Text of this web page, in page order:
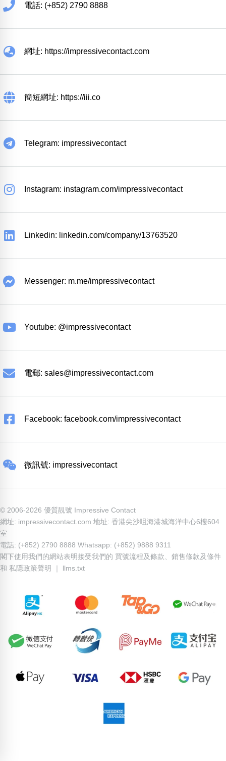
電話: (+852) 2790 8888
網址: https://impressivecontact.com
簡短網址: https://iii.co
Telegram: impressivecontact
Instagram: instagram.com/impressivecontact
Linkedin: linkedin.com/company/13763520
Messenger: m.me/impressivecontact
Youtube: @impressivecontact
電郵: sales@impressivecontact.com
Facebook: facebook.com/impressivecontact
微訊號: impressivecontact
© 2006-2026 優質靚號 Impressive Contact
網址: impressivecontact.com 地址: 香港尖沙咀海港城海洋中心6樓604
室
電話: (+852) 2790 8888 Whatsapp: (+852) 9888 9311
閣下使用我們的網站表明接受我們的 買號流程及條款
銷售條款及條件
和 私隱政策聲明 llms.txt